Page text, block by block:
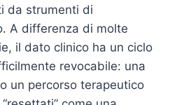
da strumenti di
A differenza di molte
il dato clinico ha un ciclo
revocabile: una
un percorso terapeutico